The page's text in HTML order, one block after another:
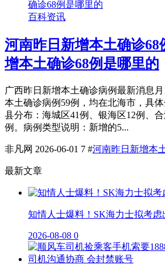
百科资讯
河南昨日新增本土确诊68
增本土确诊68例是哪里的
广西昨日新增本土确诊病例最新消息
本土确诊病例59例，均在北海市，具
县分布：海城区41例、银海区12例、
例。病例类型说明：新增的5...
非凡网 2026-06-01 7 #河南昨日新增本
最新文章
知情人士爆料！SK海力士拟考
2026-08-08 0